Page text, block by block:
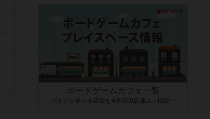
ボードゲームカフェ一覧
ボドゲが遊べる店舗を全国500店舗以上掲載中